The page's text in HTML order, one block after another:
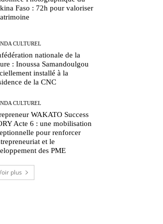
Faso : 72h pour valoriser
CULTUREL
nationale de la
: Inoussa Samandoulgou
installé à la
de la CNC
CULTUREL
WAKATO Success
Acte 6 : une mobilisation
pour renforcer
et le
des PME
plus